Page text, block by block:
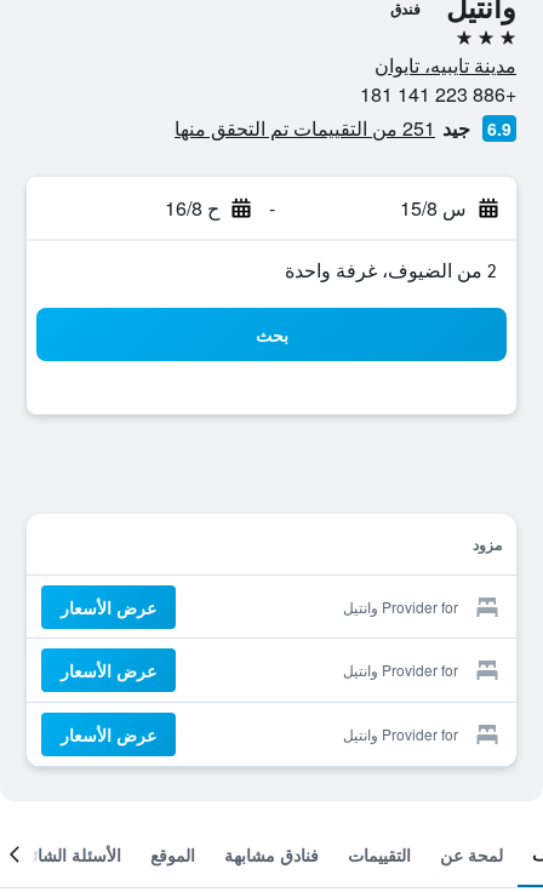
فندق
3 نجوم
مدينة تايبيه، تايوان
+886 223 141 181
6.9 جيد 251 من التقييمات تم التحقق منها
س 15/8 - ح 16/8
2 من الضيوف، غرفة واحدة
بحث
مزود
Provider for وانتيل عرض الأسعار
Provider for وانتيل عرض الأسعار
Provider for وانتيل عرض الأسعار
لمحة عن التقييمات فنادق مشابهة الموقع الأسئلة الشائعة